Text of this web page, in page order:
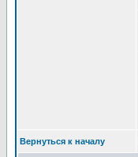
Вернуться к началу